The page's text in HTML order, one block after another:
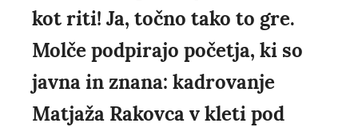
kot riti! Ja, točno tako to gre.
Molče podpirajo početja, ki so
javna in znana: kadrovanje
Matjaža Rakovca v kleti pod